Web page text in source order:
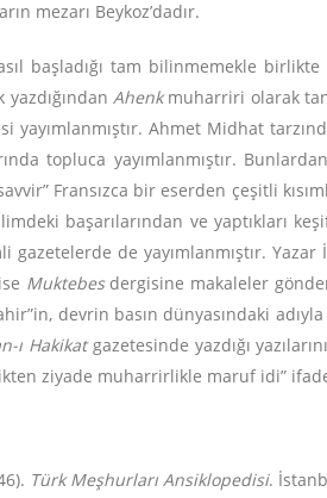
mezarı Beykoz’dadır.
başladığı tam bilinmemekle birlikte
yazdığından Ahenkmuharriri olarak
yayımlanmıştır. Ahmet Midhat
topluca yayımlanmıştır.
Fransızca bir eserden çeşitli
başarılarından ve yaptıkları
gazetelerde de yayımlanmıştır. Yazar
Muktebesdergisine makaleler
devrin basın dünyasındaki
ı Hakikatgazetesinde yazdığı
ziyade muharrirlikle maruf idi”
Türk Meşhurları Ansiklopedisi.